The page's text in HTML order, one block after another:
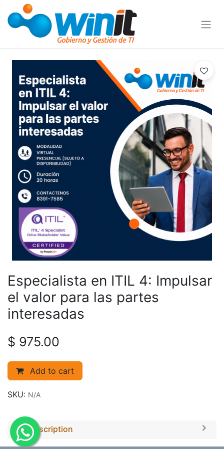
Especialista en ITIL 4: Impulsar
el valor para las partes
interesadas
$ 975.00
Add to cart
SKU: N/A
Description